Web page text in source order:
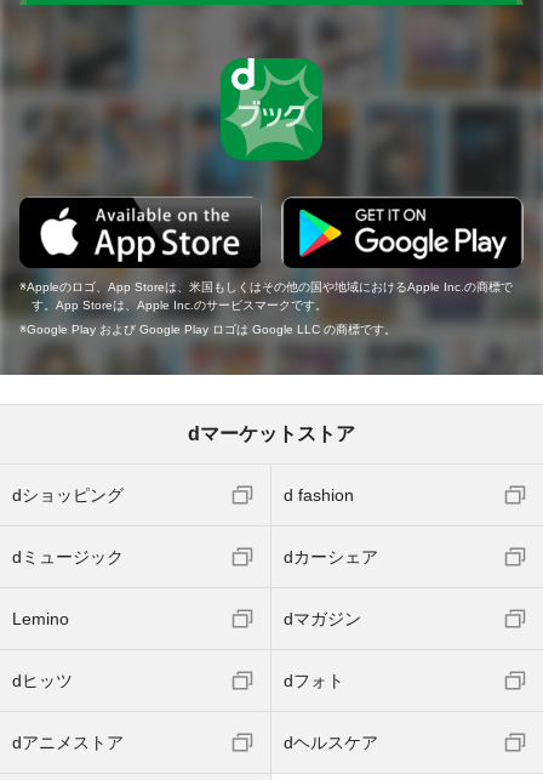
Appleのロゴ、App Storeは、米国もしくはその他の国や地域におけるApple Inc.の商標で
す。App Storeは、Apple Inc.のサービスマークです。
Google Play および Google Play ロゴは Google LLC の商標です。
dマーケットストア
dショッピング d fashion
dミュージック dカーシェア
Lemino dマガジン
dヒッツ dフォト
dアニメストア dヘルスケア